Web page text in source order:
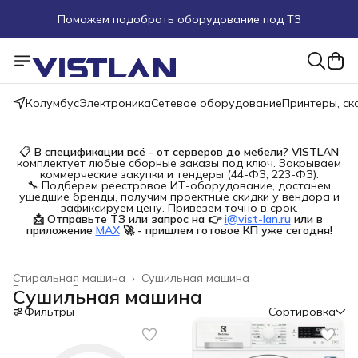
Поможем подобрать оборудование под ТЗ
Пуско-наладочные работы
Пришлите запрос на e-mail или в чат
КолумбусЭлектроникаСетевое оборудованиеПринтеры,
📋 В спецификации всё - от серверов до мебели? VISTLAN
комплектует любые сборные заказы под ключ. Закрываем
коммерческие закупки и тендеры (44-ФЗ, 223-ФЗ).
🔧 Подберем реестровое ИТ-оборудование, достанем
ушедшие бренды, получим проектные скидки у вендора и
зафиксируем цену. Привезем точно в срок.
📩 Отправьте ТЗ или запрос на 👉 i@vist-lan.ru или в
приложение MAX 🚀 - пришлем готовое КП уже сегодня!
Сушильная машина
Стиральная машина ›
Бытовая техника
Главная
Сушильная машина
Фильтры Сортировка